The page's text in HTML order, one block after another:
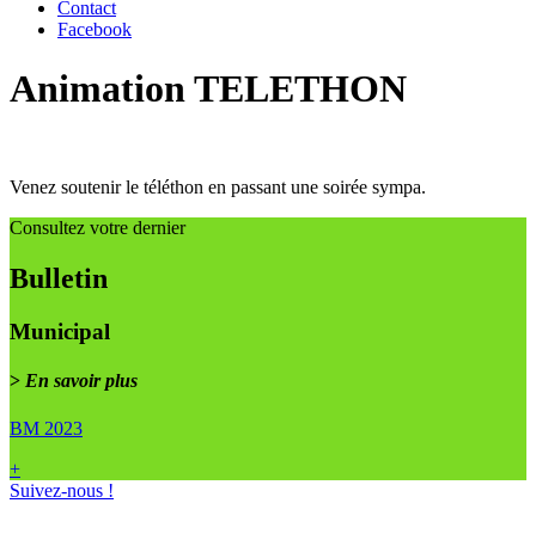
Contact
Facebook
Animation TELETHON
Venez soutenir le téléthon en passant une soirée sympa.
Consultez votre dernier
Bulletin
Municipal
> En savoir plus
BM 2023
+
Suivez-nous !